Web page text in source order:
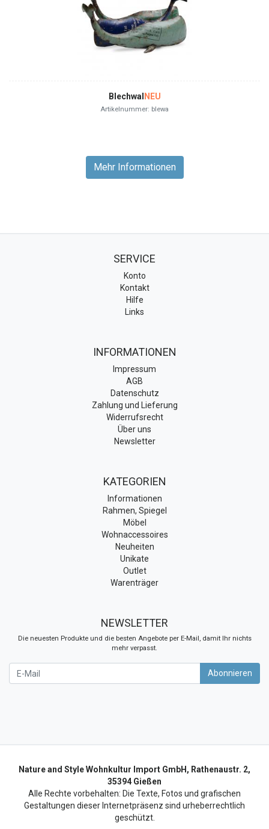
Blechwal NEU
Artikelnummer: blewa
Mehr Informationen
SERVICE
Konto
Kontakt
Hilfe
Links
INFORMATIONEN
Impressum
AGB
Datenschutz
Zahlung und Lieferung
Widerrufsrecht
Über uns
Newsletter
KATEGORIEN
Informationen
Rahmen, Spiegel
Möbel
Wohnaccessoires
Neuheiten
Unikate
Outlet
Warenträger
NEWSLETTER
Die neuesten Produkte und die besten Angebote per E-Mail, damit Ihr nichts
mehr verpasst.
Abonnieren
Nature and Style Wohnkultur Import GmbH, Rathenaustr. 2,
35394 Gießen
Alle Rechte vorbehalten: Die Texte, Fotos und grafischen
Gestaltungen dieser Internetpräsenz sind urheberrechtlich
geschützt.